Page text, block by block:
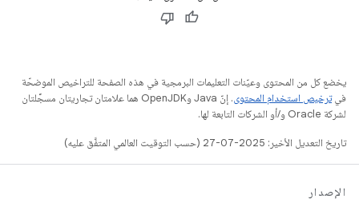
يخضع كل من المحتوى وعيّنات التعليمات البرمجية في هذه الصفحة للتراخيص الموضحّة
فيترخيص استخدام المحتوى
. إنّ Java وOpenJDK هما علامتان تجاريتان مسجَّلتان
لشركة Oracle و/أو الشركات التابعة لها.
تاريخ التعديل الأخير: 2025-07-27 (حسب التوقيت العالمي المتفَّق عليه)
الإصدار